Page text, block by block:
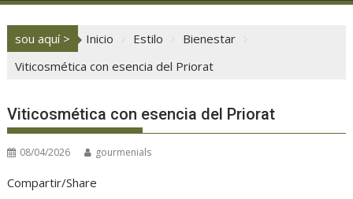
sou aquí > Inicio Estilo
Bienestar
Viticosmética con esencia del Priorat
Viticosmética con esencia del Priorat
08/04/2026 gourmenials
Compartir/Share